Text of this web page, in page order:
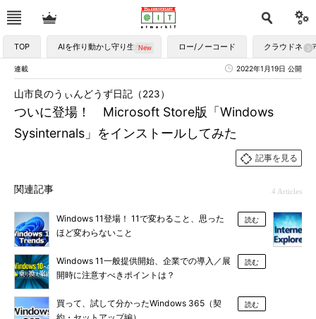
TOP AIを作り動かし守り生かす ロー/ノーコード クラウドネイ
連載 2022年1月19日 公開
ついに登場！ Microsoft Store版「Windows
Sysinternals」をインストールしてみた
山市良のうぃんどうず日記（223）
記事を見る
関連記事 4 Articles
Windows 11登場！ 11で変わること、思った
ほど変わらないこと
読む
Windows 11一般提供開始、企業での導入／展
開時に注意すべきポイントは？
読む
買って、試して分かったWindows 365（契
読む